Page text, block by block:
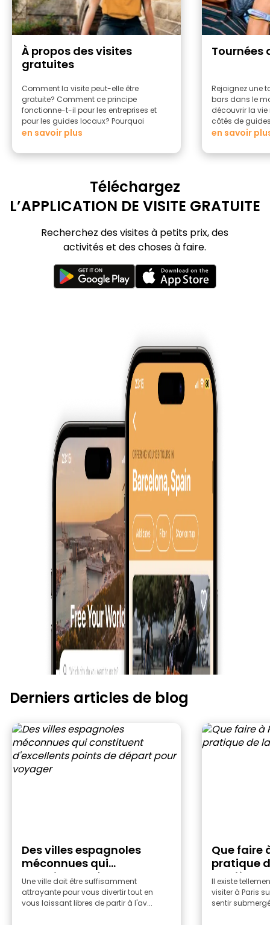
À propos des visites
gratuites
Comment la visite peut-elle être
gratuite? Comment ce principe
fonctionne-t-il pour les entreprises et
pour les guides locaux? Pourquoi
devriez-vous faire une visite à pied
en savoir plus
Tournées
Rejoignez une
bars dans le
découvrir la
côtés de
en savoir
Téléchargez
L’APPLICATION DE VISITE GRATUITE
Recherchez des visites à petits prix, des
activités et des choses à faire.
Derniers articles de blog
Des villes espagnoles
méconnues qui
constituent d'excellents
points de départ pour
voyager
Une ville doit être suffisamment
attrayante pour vous divertir tout en
vous laissant libres de partir à l'av...
Que faire
pratique
Lumière
Il existe
visiter à Paris
sentir